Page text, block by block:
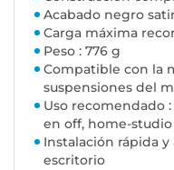
Acabado negro
Carga máxima
Peso : 776 g
Compatible con la
suspensiones del
Uso recomendado
en off, home-
Instalación rápida
escritorio